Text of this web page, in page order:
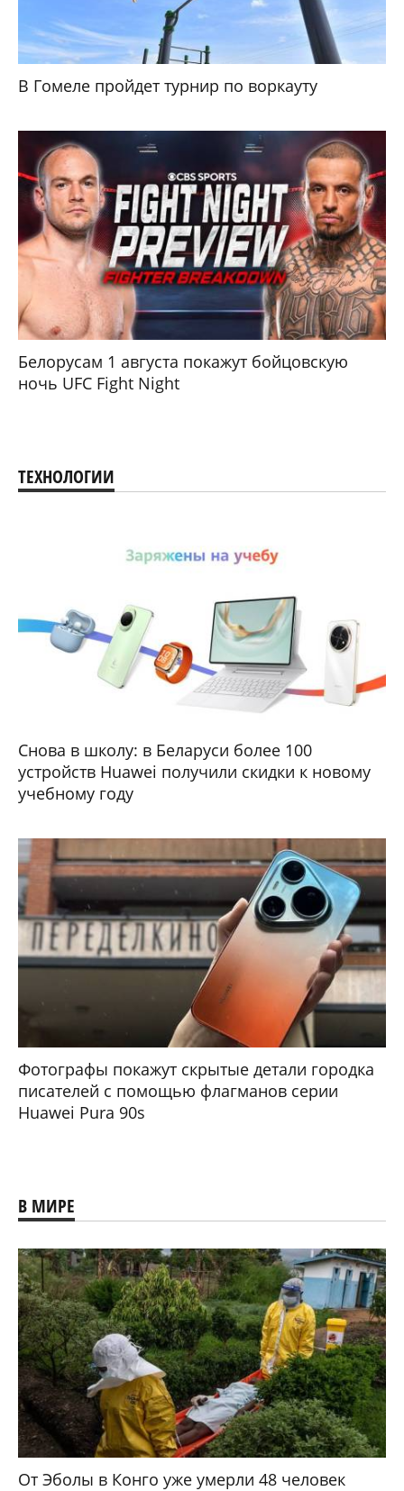
В Гомеле пройдет турнир по воркауту
Белорусам 1 августа покажут бойцовскую
ночь UFC Fight Night
ТЕХНОЛОГИИ
Снова в школу: в Беларуси более 100
устройств Huawei получили скидки к новому
учебному году
Фотографы покажут скрытые детали городка
писателей с помощью флагманов серии
Huawei Pura 90s
В МИРЕ
От Эболы в Конго уже умерли 48 человек